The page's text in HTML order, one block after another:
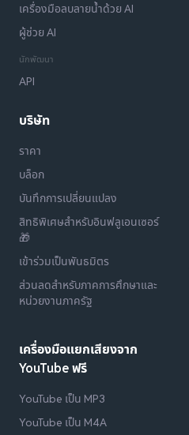
เครื่องมือลบลายน้ำด้วย AI
ผู้ช่วย AI
นักพัฒนา
API
บริษัท
ราคา
บล็อก
บันทึกการเปลี่ยนแปลง
สิทธิพิเศษสำหรับอินฟลูเอนเซอร์
🎁
เข้าร่วมเป็นพันธมิตร
ส่วนลดสำหรับภาคการศึกษาและ
หน่วยงานภาครัฐ
เครื่องมือแยกเสียงจาก
YouTube ฟรี
YouTube เป็น MP3
YouTube เป็น M4A